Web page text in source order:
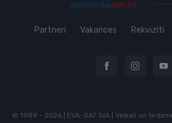
Partneri Vakances Rekvizīti
© 1989 - 2026 | EVA-SAT SIA | Veikali un